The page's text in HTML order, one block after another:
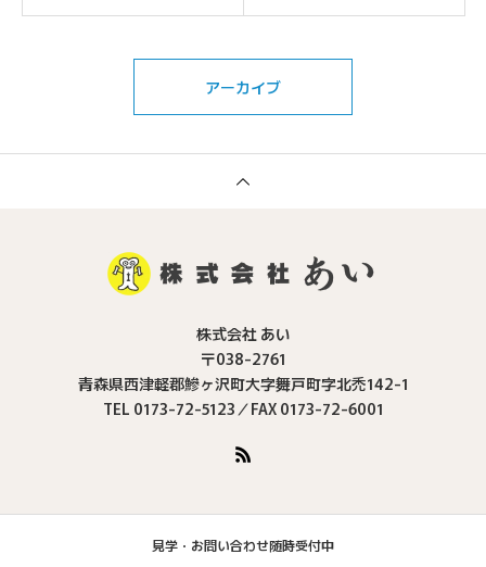
アーカイブ
株式会社 あい
〒038-2761
青森県西津軽郡鰺ヶ沢町大字舞戸町字北禿142-1
TEL 0173-72-5123／FAX 0173-72-6001
見学・お問い合わせ随時受付中